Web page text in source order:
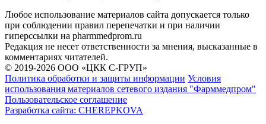
Любое использование материалов сайта допускается только
при соблюдении правил перепечатки и при наличии
гиперссылки на pharmmedprom.ru
Редакция не несет ответственности за мнения, высказанные в
комментариях читателей.
© 2019-2026 ООО «ЦКК С-ГРУП»
Политика обработки и защиты информации Условия
использования материалов сетевого издания "Фарммедпром"
Пользовательское соглашение
Разработка сайта: CHEREPKOVA